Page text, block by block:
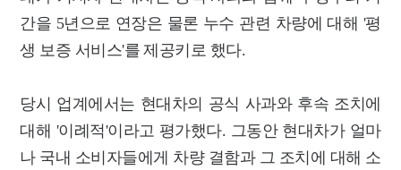
간을 5년으로 연장은 물론 누수 관련 차량에 대해 '평
생 보증 서비스'를 제공키로 했다.
당시 업계에서는 현대차의 공식 사과와 후속 조치에
대해 '이례적'이라고 평가했다. 그동안 현대차가 얼마
나 국내 소비자들에게 차량 결함과 그 조치에 대해 소